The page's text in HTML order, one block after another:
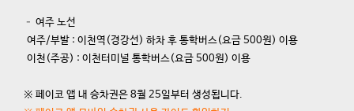
– 여주 노선
여주/부발 : 이천역(경강선) 하차 후 통학버스(요금 500원) 이용
이천(주공) : 이천터미널 통학버스(요금 500원) 이용
※ 페이코 앱 내 승차권은 8월 25일부터 생성됩니다.